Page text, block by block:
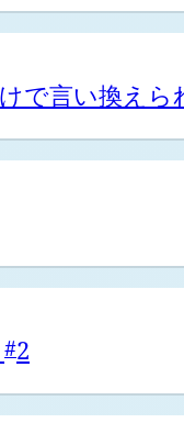
で言い換え
#2